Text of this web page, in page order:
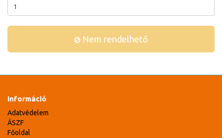
Nem rendelhető
Információ
Adatvédelem
ÁSZF
Főoldal